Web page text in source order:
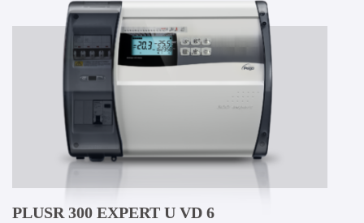
PLUSR 300 EXPERT U VD 6